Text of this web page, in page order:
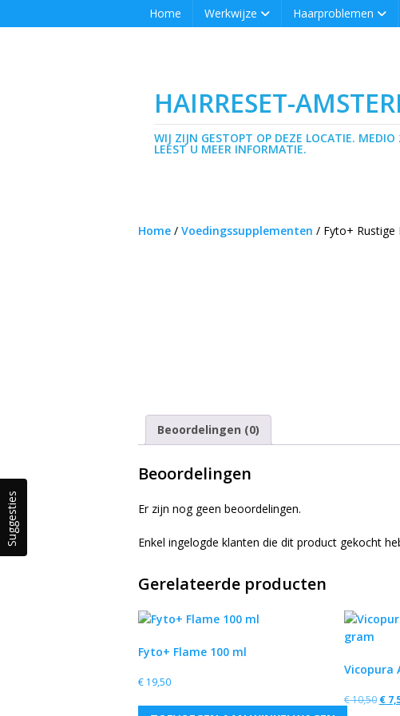
Home Werkwijze Haarproblemen
HAIRRESET-
WIJ ZIJN GESTOPT OP DEZE LOCATIE.
LEEST U MEER INFORMATIE.
Home/ Voedingssupplementen / Fyto+ Rustige
Beoordelingen (0)
Beoordelingen
Er zijn nog geen beoordelingen.
Enkel ingelogde klanten die dit product gekocht
Gerelateerde producten
Fyto+ Flame 100 ml
€19,50
Vicopura
€10,50 €
Suggesties